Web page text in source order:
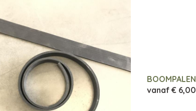
BOOMPALEN
vanaf € 6,00